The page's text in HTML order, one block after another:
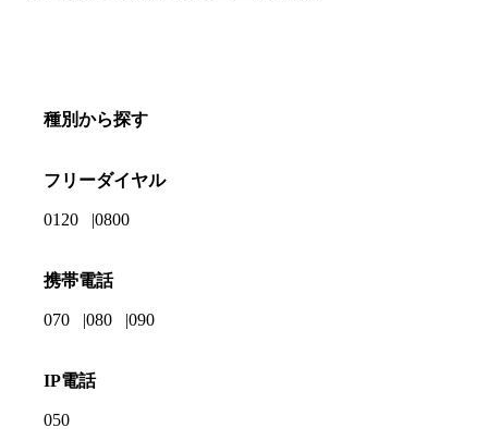
種別から探す
フリーダイヤル
0120 0800
携帯電話
070 080 090
IP電話
050